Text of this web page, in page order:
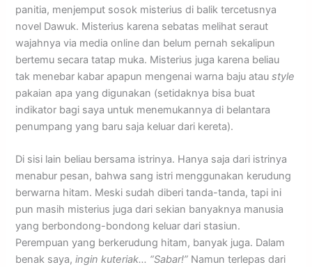
panitia, menjemput sosok misterius di balik tercetusnya
novel Dawuk. Misterius karena sebatas melihat seraut
wajahnya via media online dan belum pernah sekalipun
bertemu secara tatap muka. Misterius juga karena beliau
tak menebar kabar apapun mengenai warna baju ataustyle
pakaian apa yang digunakan (setidaknya bisa buat
indikator bagi saya untuk menemukannya di belantara
penumpang yang baru saja keluar dari kereta).
Di sisi lain beliau bersama istrinya. Hanya saja dari istrinya
menabur pesan, bahwa sang istri menggunakan kerudung
berwarna hitam. Meski sudah diberi tanda-tanda, tapi ini
pun masih misterius juga dari sekian banyaknya manusia
yang berbondong-bondong keluar dari stasiun.
Perempuan yang berkerudung hitam, banyak juga. Dalam
benak saya,ingin kuteriak… “Sabar!” Namun terlepas dari